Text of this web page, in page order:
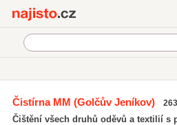
Najisto.cz
Čistírna MM (Golčův Jeníkov)
Čištění všech druhů oděvů a textilií s